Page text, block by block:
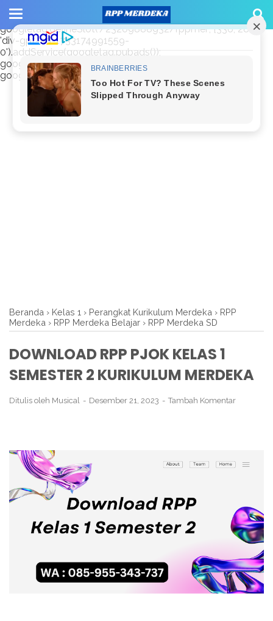
window.googletag = window.googletag || {cmd: []};
googletag.cmd.push(function() {
googletag.defineSlot('/23209888932/rppmer', [336, 280],
'div-gpt-ad-1733174991559-
0').addService(googletag.pubads());
googletag.pubads().enableSingleRequest();
googletag.enableServices(); });
Beranda › Kelas 1 › Perangkat Kurikulum Merdeka › RPP
Merdeka › RPP Merdeka Belajar › RPP Merdeka SD
DOWNLOAD RPP PJOK KELAS 1
SEMESTER 2 KURIKULUM MERDEKA
Ditulis oleh Musical Desember 21, 2023 Tambah Komentar